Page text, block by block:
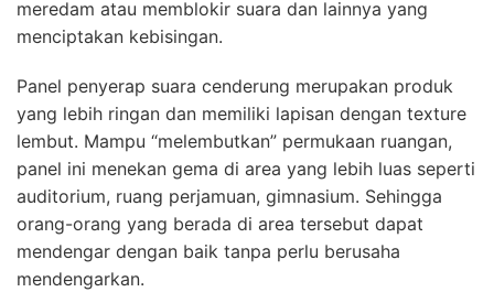
meredam atau memblokir suara dan lainnya yang
menciptakan kebisingan.
Panel penyerap suara cenderung merupakan produk
yang lebih ringan dan memiliki lapisan dengan texture
lembut. Mampu “melembutkan” permukaan ruangan,
panel ini menekan gema di area yang lebih luas seperti
auditorium, ruang perjamuan, gimnasium. Sehingga
orang-orang yang berada di area tersebut dapat
mendengar dengan baik tanpa perlu berusaha
mendengarkan.